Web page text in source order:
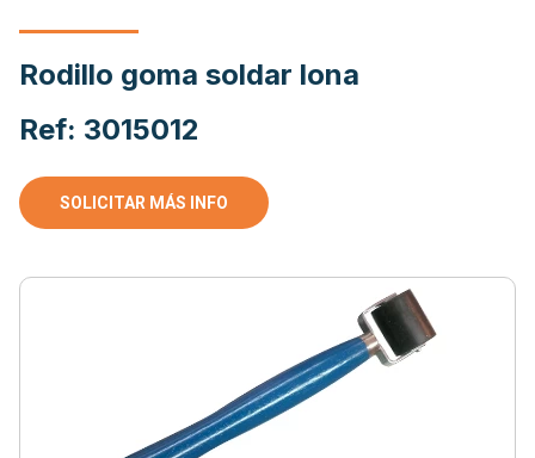
Rodillo goma soldar lona
Ref: 3015012
SOLICITAR MÁS INFO